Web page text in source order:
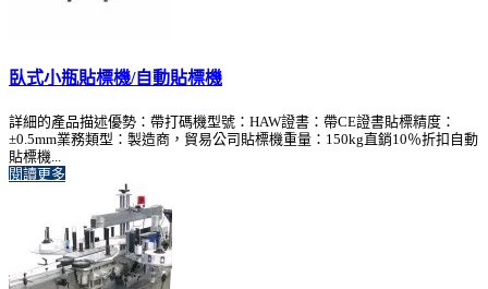
臥式小瓶貼標機/自動貼標機
詳細的產品描述優勢：帶打碼機型號：HAW證書：帶CE證書貼標精度：
±0.5mm業務類型：製造商，貿易公司貼標機重量：150kg直銷10％折扣自動
貼標機...
閱讀更多